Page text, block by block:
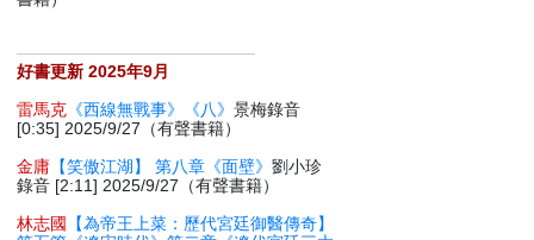
好書更新 2025年9月
雷馬克 《西線無戰事》《八》景梅錄音
[0:35] 2025/9/27（有聲書籍）
金庸 【笑傲江湖】 第八章《面壁》劉小珍
錄音 [2:11] 2025/9/27（有聲書籍）
林志國
【為帝王上菜：歷代宮廷御醫傳奇】